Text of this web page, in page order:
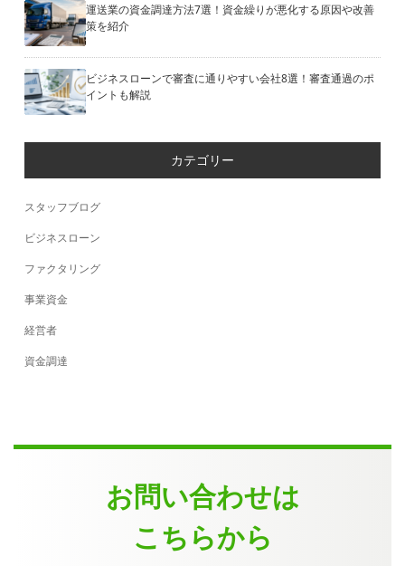
運送業の資金調達方法7選！資金繰りが悪化する原因や改善
策を紹介
ビジネスローンで審査に通りやすい会社8選！審査通過のポ
イントも解説
カテゴリー
スタッフブログ
ビジネスローン
ファクタリング
事業資金
経営者
資金調達
お問い合わせは
こちらから